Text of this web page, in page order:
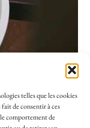
telles que les cookies
de consentir à ces
comportement de